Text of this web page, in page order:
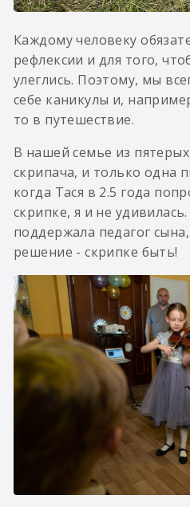
Каждому человеку
рефлексии и для того,
улеглись. Поэтому, мы
себе каникулы и,
то в путешествие.
В нашей семье из
скрипача, и только одна
когда Тася в 2.5 года
скрипке, я и не
поддержала педагог
решение - скрипке быть!